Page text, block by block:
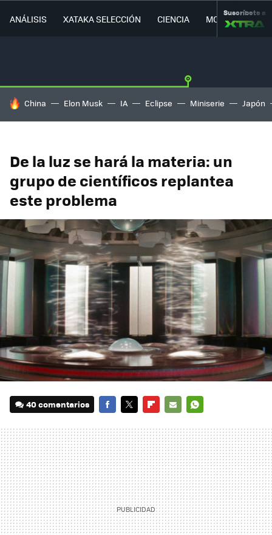
ANÁLISIS XATAKA SELECCIÓN CIENCIA MOVILIDAD
Suscríbete a
HOY SE HABLA DE
China Elon Musk IA Eclipse Miniserie Japón
De la luz se hará la materia: un
grupo de científicos replantea
este problema
40 comentarios
MAIL